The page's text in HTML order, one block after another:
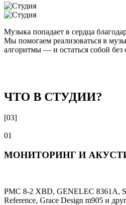
Музыка попадает в сердца
Мы помогаем реализоваться в
алгоритмы — и остаться собой без
ЧТО В СТУДИИ?
[03]
01
МОНИТОРИНГ И
PMC 8-2 XBD, GENELEC 8361A,
Reference, Grace Design m905 и